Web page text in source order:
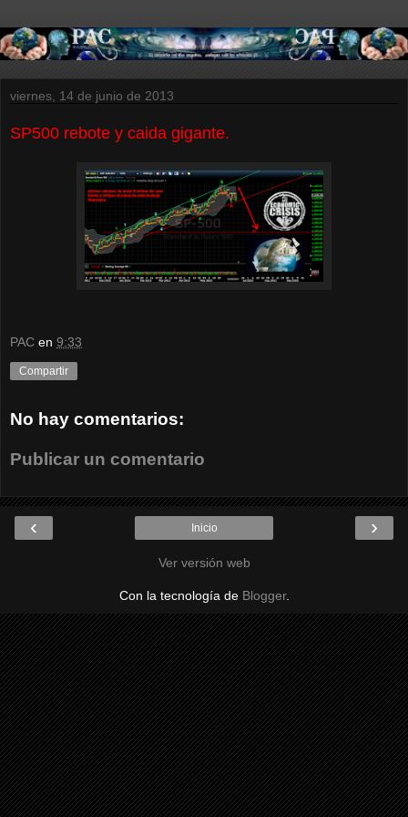
viernes, 14 de junio de 2013
SP500 rebote y caida gigante.
PAC en 9:33
Compartir
No hay comentarios:
Publicar un comentario
‹ ›
Inicio
Ver versión web
Con la tecnología de Blogger.